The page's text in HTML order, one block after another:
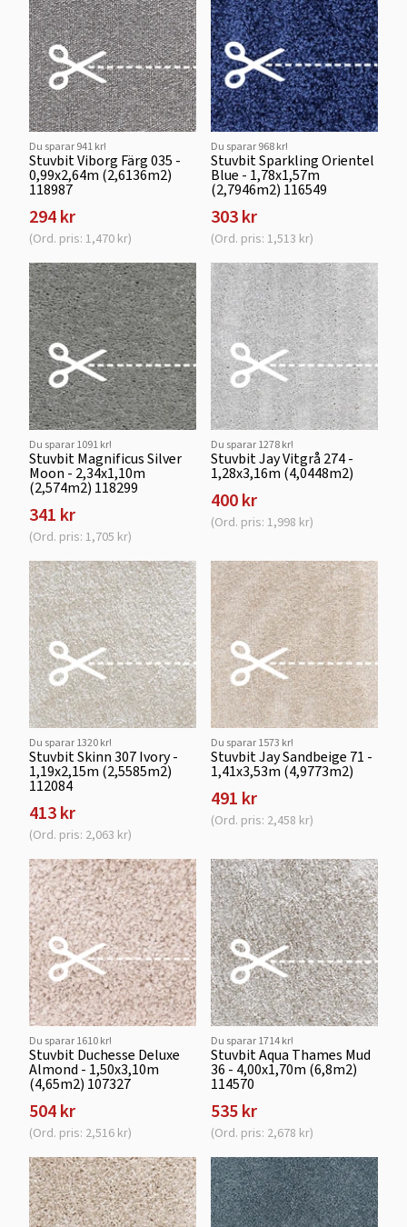
Du sparar 941 kr!
Stuvbit Viborg Färg 035 -
0,99x2,64m (2,6136m2)
118987
294 kr
(Ord. pris: 1,470 kr)
Du sparar 968 kr!
Stuvbit Sparkling Orientel
Blue - 1,78x1,57m
(2,7946m2) 116549
303 kr
(Ord. pris: 1,513 kr)
Du sparar 1091 kr!
Stuvbit Magnificus Silver
Moon - 2,34x1,10m
(2,574m2) 118299
341 kr
(Ord. pris: 1,705 kr)
Du sparar 1278 kr!
Stuvbit Jay Vitgrå 274 -
1,28x3,16m (4,0448m2)
400 kr
(Ord. pris: 1,998 kr)
Du sparar 1320 kr!
Stuvbit Skinn 307 Ivory -
1,19x2,15m (2,5585m2)
112084
413 kr
(Ord. pris: 2,063 kr)
Du sparar 1573 kr!
Stuvbit Jay Sandbeige 71 -
1,41x3,53m (4,9773m2)
491 kr
(Ord. pris: 2,458 kr)
Du sparar 1610 kr!
Stuvbit Duchesse Deluxe
Almond - 1,50x3,10m
(4,65m2) 107327
504 kr
(Ord. pris: 2,516 kr)
Du sparar 1714 kr!
Stuvbit Aqua Thames Mud
36 - 4,00x1,70m (6,8m2)
114570
535 kr
(Ord. pris: 2,678 kr)